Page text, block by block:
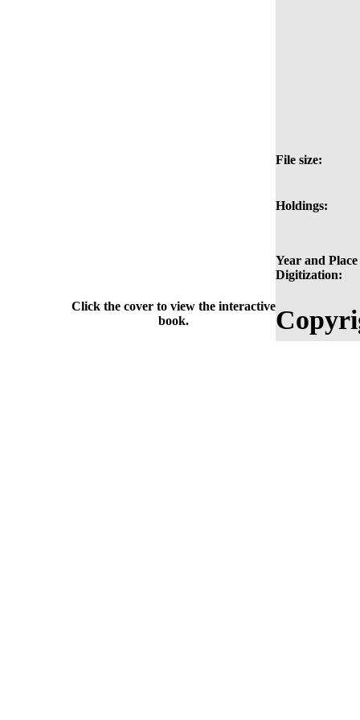
File size:
Holdings:
Year and
Digitization:
Click the cover to view the interactive
book.